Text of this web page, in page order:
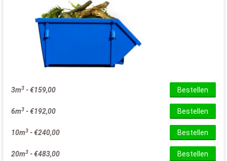
3m3 -€159,00 Bestellen
6m3 -€192,00 Bestellen
10m3 -€240,00 Bestellen
20m3 -€483,00 Bestellen